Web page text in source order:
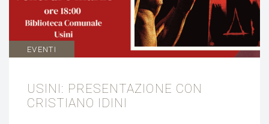
EVENTI
USINI: PRESENTAZIONE CON
CRISTIANO IDINI